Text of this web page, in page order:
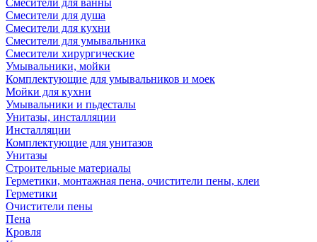
Смесители для ванны
Смесители для душа
Смесители для кухни
Смесители для умывальника
Смесители хирургические
Умывальники, мойки
Комплектующие для умывальников и моек
Мойки для кухни
Умывальники и пьдесталы
Унитазы, инсталляции
Инсталляции
Комплектующие для унитазов
Унитазы
Строительные материалы
Герметики, монтажная пена, очистители пены, клеи
Герметики
Очистители пены
Пена
Кровля